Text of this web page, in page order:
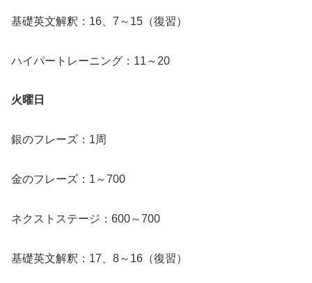
基礎英文解釈：16、7～15（復習）
ハイパートレーニング：11～20
火曜日
銀のフレーズ：1周
金のフレーズ：1～700
ネクストステージ：600～700
基礎英文解釈：17、8～16（復習）